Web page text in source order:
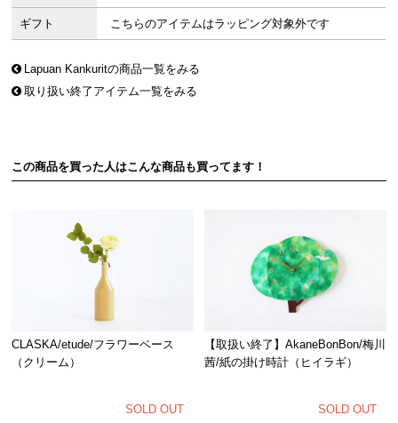
ギフト こちらのアイテムはラッピング対象外です
Lapuan Kankuritの商品一覧をみる
取り扱い終了アイテム一覧をみる
この商品を買った人はこんな商品も買ってます！
CLASKA/etude/フラワーベース
（クリーム）
SOLD OUT
【取扱い終了】AkaneBonBon/梅川
茜/紙の掛け時計（ヒイラギ）
SOLD OUT